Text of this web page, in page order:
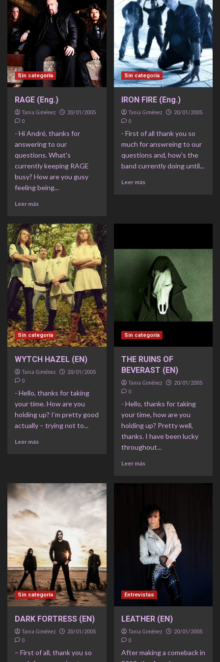
Sin categoría
RAGE (Eng.)
Tania Giménez 20/01/2005
0
- Hi André, thanks for
answering to our
questions. What's
currently keeping RAGE
busy? How are you gusy
feeling being...
Leer más
Sin categoría
IRON FIRE (Eng.)
Tania Giménez 20/01/2005
0
- First of all thank you so
much for answreing to our
questions and, how's the
band currently doing until...
Leer más
Sin categoría
WYTCH HAZEL (EN)
Tania Giménez 20/01/2005
0
- Hello, thanks for taking
your time. How are you
holding up? I’m pretty good
actually – trying not to...
Leer más
Sin categoría
THE RUINS OF
BEVERAST (EN)
Tania Giménez 20/01/2005
0
- Hello, thanks for taking
your time, how are you
holding up? Pretty well,
thanks. I have been lucky
throughout...
Leer más
Sin categoría
DARK FORTRESS (EN)
Tania Giménez 20/01/2005
0
– First of all, thank you so
Entrevistas
LEATHER (EN)
Tania Giménez 20/01/2005
0
After making a comeback in